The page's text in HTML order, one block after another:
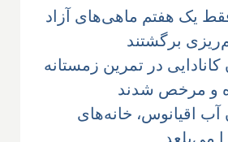
یک هفتم ماهی‌های آزاد
برگشتند
کانادایی در تمرین زمستانه
و مرخص شدند
آب اقیانوس، خانه‌های
می‌بلعد